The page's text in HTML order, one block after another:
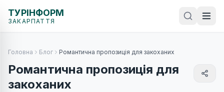
ТУРІНФОРМ
ЗАКАРПАТТЯ
Головна Блог Романтична пропозиція для закоханих
Романтична пропозиція для
закоханих